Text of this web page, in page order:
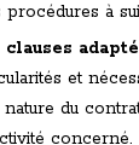
procédures à
clauses
et
du
concerné.